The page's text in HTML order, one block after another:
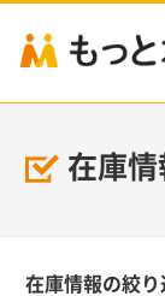
在庫情
在庫情報の絞り